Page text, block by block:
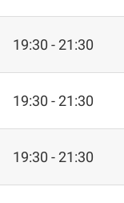
19:30 - 21:30
19:30 - 21:30
19:30 - 21:30